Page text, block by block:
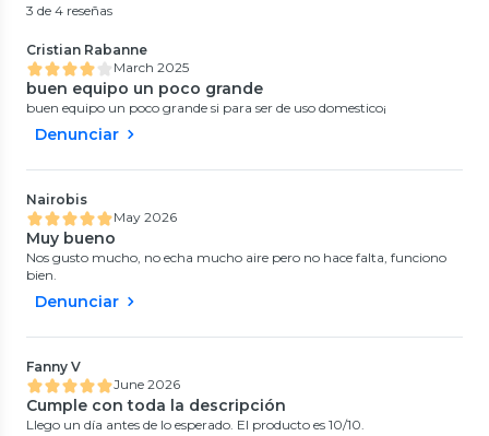
3 de 4 reseñas
Cristian Rabanne
March 2025
buen equipo un poco grande
buen equipo un poco grande si para ser de uso domestico¡
Denunciar
Nairobis
May 2026
Muy bueno
Nos gusto mucho, no echa mucho aire pero no hace falta, funciono
bien.
Denunciar
Fanny V
June 2026
Cumple con toda la descripción
Llego un día antes de lo esperado. El producto es 10/10.